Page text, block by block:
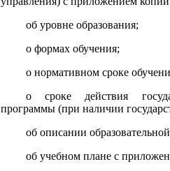
об уровне образования;
о формах обучения;
о нормативном сроке
о сроке действия
программы (при наличии
об описании
об учебном плане с